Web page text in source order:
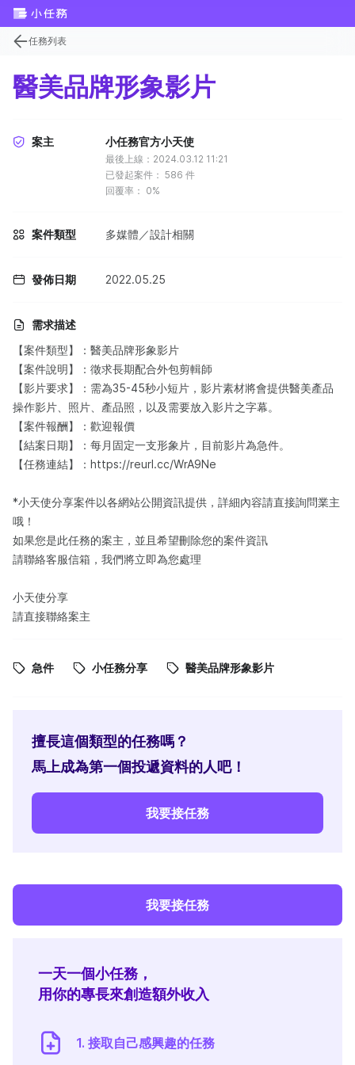
任務列表
醫美品牌形象影片
案主 小任務官方小天使
最後上線：2024.03.12 11:21
已發起案件： 586 件
回覆率： 0%
案件類型 多媒體／設計相關
發佈日期 2022.05.25
需求描述
【案件類型】：醫美品牌形象影片
【案件說明】：徵求長期配合外包剪輯師
【影片要求】：需為35-45秒小短片，影片素材將會提供醫美產品
操作影片、照片、產品照，以及需要放入影片之字幕。
【案件報酬】：歡迎報價
【結案日期】：每月固定一支形象片，目前影片為急件。
【任務連結】：https://reurl.cc/WrA9Ne
*小天使分享案件以各網站公開資訊提供，詳細內容請直接詢問業主
哦！
如果您是此任務的案主，並且希望刪除您的案件資訊
請聯絡客服信箱，我們將立即為您處理
小天使分享
請直接聯絡案主
急件 小任務分享 醫美品牌形象影片
擅長這個類型的任務嗎？
馬上成為第一個投遞資料的人吧！
我要接任務
我要接任務
一天一個小任務，
用你的專長來創造額外收入
1. 接取自己感興趣的任務